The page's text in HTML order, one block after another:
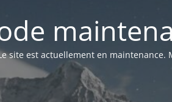
site est actuellement en maintenance.